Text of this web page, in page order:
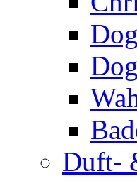
Duft-